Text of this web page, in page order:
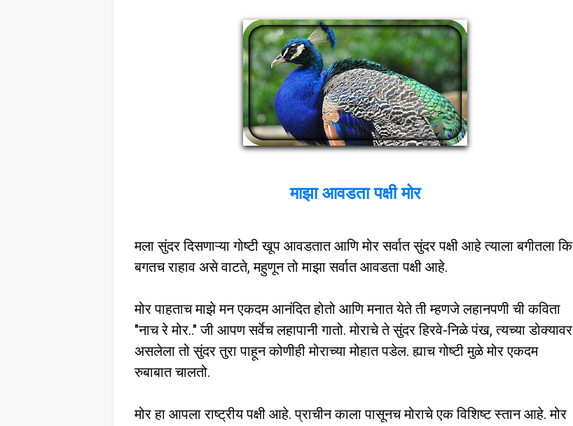
माझा आवडता पक्षी मोर
मला सुंदर दिसणाऱ्या गोष्टी खूप आवडतात आणि मोर सर्वात सुंदर पक्षी आहे त्याला बगीतला कि
बगतच राहाव असे वाटते, महुणून तो माझा सर्वात आवडता पक्षी आहे.
मोर पाहताच माझे मन एकदम आनंदित होतो आणि मनात येते ती म्हणजे लहानपणी ची कविता
"नाच रे मोर.." जी आपण सर्वेच लहापानी गातो. मोराचे ते सुंदर हिरवे-निळे पंख, त्यच्या डोक्यावर
असलेला तो सुंदर तुरा पाहून कोणीही मोराच्या मोहात पडेल. ह्याच गोष्टी मुळे मोर एकदम
रुबाबात चालतो.
मोर हा आपला राष्ट्रीय पक्षी आहे. प्राचीन काला पासूनच मोराचे एक विशिष्ट स्तान आहे. मोर